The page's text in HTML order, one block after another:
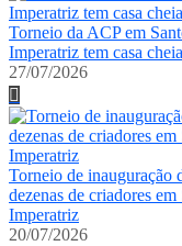
Torneio da ACP em
Imperatriz tem casa cheia
27/07/2026
Torneio de inauguração
dezenas de criadores
Imperatriz
20/07/2026